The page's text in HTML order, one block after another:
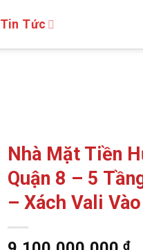
Tin Tức
Nhà Mặt Tiền
Quận 8 – 5
– Xách Vali
₫